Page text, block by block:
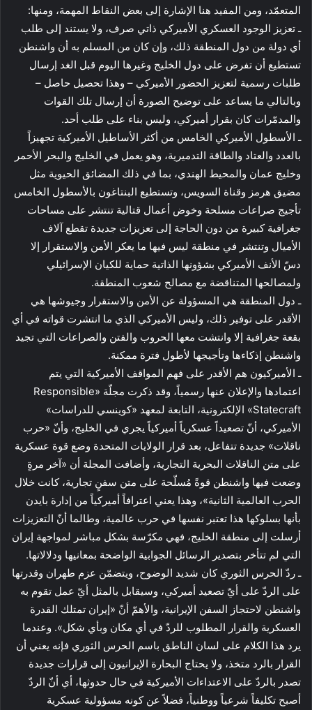
المتعمّد، ومن المفيد هنا الإشارة إلى بعض النقاط المهمة، ومنها:
ـ تعزيز الوجود العسكري الأميركي ذاتي صرف، ولا يستند إلى طلب
أي دولة من دول المنطقة ذلك، وإن كان من المسلم به أن واشنطن
تستطيع أن تفرض على دول الخليج وغيرها اليوم قبل الغد إرسال
طلبات رسمية لتعزيز الحضور الأميركي – وهذا تحصيل حاصل –
وبالتالي ما يساعد على توضيح الصورة أن إرسال تلك القوات
والمدمّرات كان بقرار أميركي، وليس بناء على طلب أحد.
ـ الأسطول الأميركي الخامس من أكثر الأساطيل الأميركية تجهيزاً
بالعدد والعتاد والطاقة التدميرية، وهو يعمل في الخليج والبحر الأحمر
وخليج عمان والمحيط الهندي، بما في ذلك المضائق الحيوية مثل
مضيق هرمز وقناة السويس، وتستطيع البنتاغون بالأسطول الخامس
تأجيج صراعات مسلحة وخوض أعمال قتالية تنتشر على مساحات
جغرافية كبيرة من دون الحاجة إلى تعزيزات جديدة تقطع آلاف
الأميال وتنتشر في منطقة ليس فيها ما يعكر الأمن والاستقرار إلا
دسّ الأنف الأميركي بشؤونها الذاتية حماية للكيان الإسرائيلي
ولمصالحها المتناقضة مع مصالح شعوب المنطقة.
ـ دول المنطقة هي المسؤولة عن الأمن والاستقرار وجيوشها هي
الأقدر على توفير ذلك، وليس الأميركي الذي ما انتشرت قواته في أي
بقعة جغرافية إلا وانتشت معها الحروب والفتن والصراعات التي تجيد
واشنطن إذكاءها وتأجيجها لأطول فترة ممكنة.
ـ الأميركيون هم الأقدر على فهم المواقف الأميركية التي يتم
اعتمادها والإعلان عنها رسمياً، وقد ذكرت مجلّة «Responsible
Statecraft» الإلكترونية، التابعة لمعهد «كوينسي للدراسات»
الأميركي، أنّ تصعيداً عسكرياً أميركياً يجري في الخليج، وأنّ «حرب
ناقلات» جديدة تتفاعل، بعد قرار الولايات المتحدة وضع قوة عسكرية
على متن الناقلات البحرية التجارية، وأضافت المجلة أن «آخر مرةٍ
وضعت فيها واشنطن قوةً مُسلّحة على متن سفنٍ تجارية، كانت خلال
الحرب العالمية الثانية»، وهذا يعني اعترافاً أميركياً من إدارة بايدن
بأنها بسلوكها هذا تعتبر نفسها في حرب عالمية، وطالما أنّ التعزيزات
أرسلت إلى منطقة الخليج، فهي مكرّسة بشكل مباشر لمواجهة إيران
التي لم تتأخر بتصدير الرسائل الجوابية الواضحة بمعانيها ودلالاتها.
ـ ردّ الحرس الثوري كان شديد الوضوح، ويتضمّن عزم طهران وقدرتها
على الردّ على أيّ تصعيد أميركي، وسيقابل بالمثل أيّ عمل تقوم به
واشنطن لاحتجاز السفن الإيرانية، والأهمّ أنّ «إيران تمتلك القدرة
العسكرية والقرار المطلوب للردّ في أي مكان وبأي شكل». وعندما
يرد هذا الكلام على لسان الناطق باسم الحرس الثوري فإنه يعني أن
القرار بالرد متخذ، ولا يحتاج البحارة الإيرانيون إلى قرارات جديدة
تصدر بالردّ على الاعتداءات الأميركية في حال حدوثها، أي أنّ الردّ
أصبح تكليفاً شرعياً ووطنياً، فضلاً عن كونه مسؤولية عسكرية